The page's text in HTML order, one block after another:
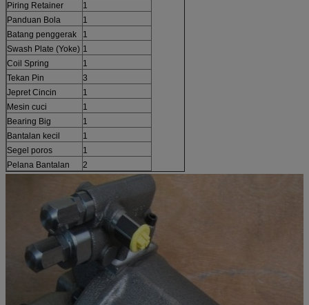
Piring Retainer
1
Panduan Bola
1
Batang penggerak
1
Swash Plate (Yoke) 1
Coil Spring
1
Tekan Pin
3
Jepret Cincin
1
Mesin cuci
1
Bearing Big
1
Bantalan kecil
1
Segel poros
1
Pelana Bantalan
2